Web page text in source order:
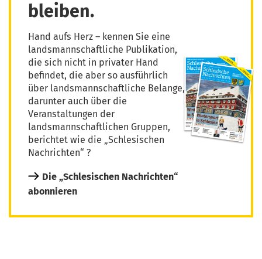
bleiben.
Hand aufs Herz – kennen Sie eine
landsmannschaftliche Publikation,
die sich nicht in privater Hand
befindet, die aber so ausführlich
über landsmannschaftliche Belange,
darunter auch über die
Veranstaltungen der
landsmannschaftlichen Gruppen,
berichtet wie die „Schlesischen
Nachrichten“ ?
Die „Schlesischen Nachrichten“
abonnieren